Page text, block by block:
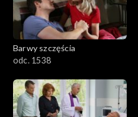
Barwy szczęścia
odc. 1538